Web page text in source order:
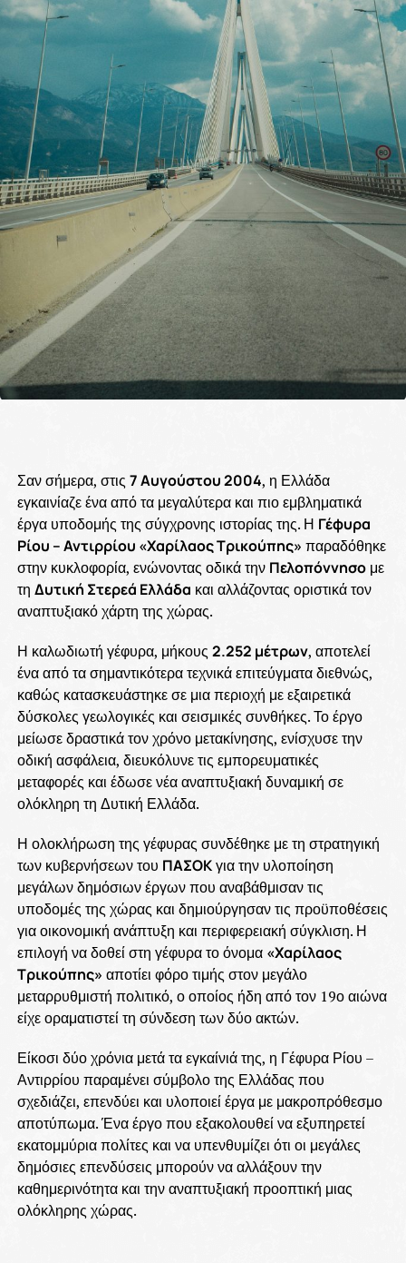
Σαν σήμερα, στις 7 Αυγούστου 2004, η Ελλάδα
εγκαινίαζε ένα από τα μεγαλύτερα και πιο εμβληματικά
έργα υποδομής της σύγχρονης ιστορίας της. Η Γέφυρα
Ρίου – Αντιρρίου «Χαρίλαος Τρικούπης» παραδόθηκε
στην κυκλοφορία, ενώνοντας οδικά την Πελοπόννησομε
τη Δυτική Στερεά Ελλάδα και αλλάζοντας οριστικά τον
αναπτυξιακό χάρτη της χώρας.
Η καλωδιωτή γέφυρα, μήκους 2.252 μέτρων, αποτελεί
ένα από τα σημαντικότερα τεχνικά επιτεύγματα διεθνώς,
καθώς κατασκευάστηκε σε μια περιοχή με εξαιρετικά
δύσκολες γεωλογικές και σεισμικές συνθήκες. Το έργο
μείωσε δραστικά τον χρόνο μετακίνησης, ενίσχυσε την
οδική ασφάλεια, διευκόλυνε τις εμπορευματικές
μεταφορές και έδωσε νέα αναπτυξιακή δυναμική σε
ολόκληρη τη Δυτική Ελλάδα.
Η ολοκλήρωση της γέφυρας συνδέθηκε με τη στρατηγική
των κυβερνήσεων του ΠΑΣΟΚγια την υλοποίηση
μεγάλων δημόσιων έργων που αναβάθμισαν τις
υποδομές της χώρας και δημιούργησαν τις προϋποθέσεις
για οικονομική ανάπτυξη και περιφερειακή σύγκλιση. Η
επιλογή να δοθεί στη γέφυρα το όνομα «Χαρίλαος
Τρικούπης» αποτίει φόρο τιμής στον μεγάλο
μεταρρυθμιστή πολιτικό, ο οποίος ήδη από τον 19ο αιώνα
είχε οραματιστεί τη σύνδεση των δύο ακτών.
Είκοσι δύο χρόνια μετά τα εγκαίνιά της, η Γέφυρα Ρίου –
Αντιρρίου παραμένει σύμβολο της Ελλάδας που
σχεδιάζει, επενδύει και υλοποιεί έργα με μακροπρόθεσμο
αποτύπωμα. Ένα έργο που εξακολουθεί να εξυπηρετεί
εκατομμύρια πολίτες και να υπενθυμίζει ότι οι μεγάλες
δημόσιες επενδύσεις μπορούν να αλλάξουν την
καθημερινότητα και την αναπτυξιακή προοπτική μιας
ολόκληρης χώρας.